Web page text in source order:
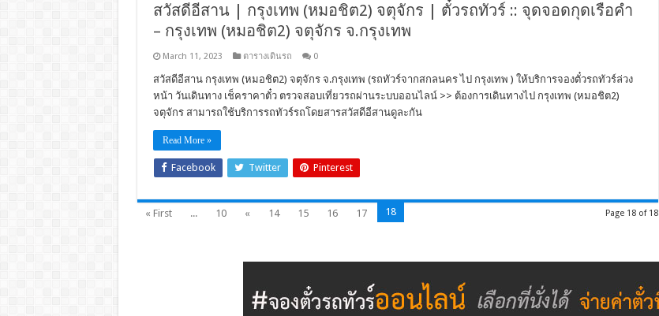
สวัสดีอีสาน | กรุงเทพ (หมอชิต2) จตุจักร | ตั๋วรถทัวร์ :: จุดจอดกุดเรือคำ
– กรุงเทพ (หมอชิต2) จตุจักร จ.กรุงเทพ
March 11, 2023 ตารางเดินรถ 0
สวัสดีอีสาน กรุงเทพ (หมอชิต2) จตุจักร จ.กรุงเทพ (รถทัวร์จากสกลนคร ไป กรุงเทพ ) ให้บริการจองตั๋วรถทัวร์ล่วง
หน้า วันเดินทาง เช็คราคาตั๋ว ตรวจสอบเที่ยวรถผ่านระบบออนไลน์ >> ต้องการเดินทางไป กรุงเทพ (หมอชิต2)
จตุจักร สามารถใช้บริการรถทัวร์รถโดยสารสวัสดีอีสานดูละกัน
Read More »
Facebook Twitter Pinterest
Page 18 of 18
« First ... 10 « 14 15 16 17 18